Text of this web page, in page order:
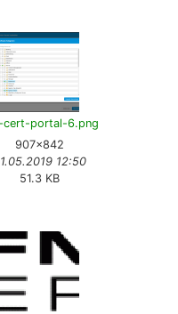
cert-portal-6.png
907×842
12:50
51.3 KB